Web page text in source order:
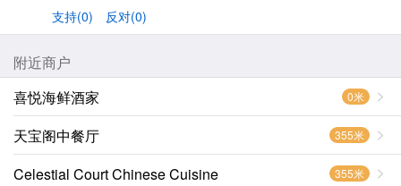
支持(0)
反对(0)
附近商户
喜悦海鲜酒家
0米
天宝阁中餐厅 355米
Celestial Court Chinese Cuisine 355米